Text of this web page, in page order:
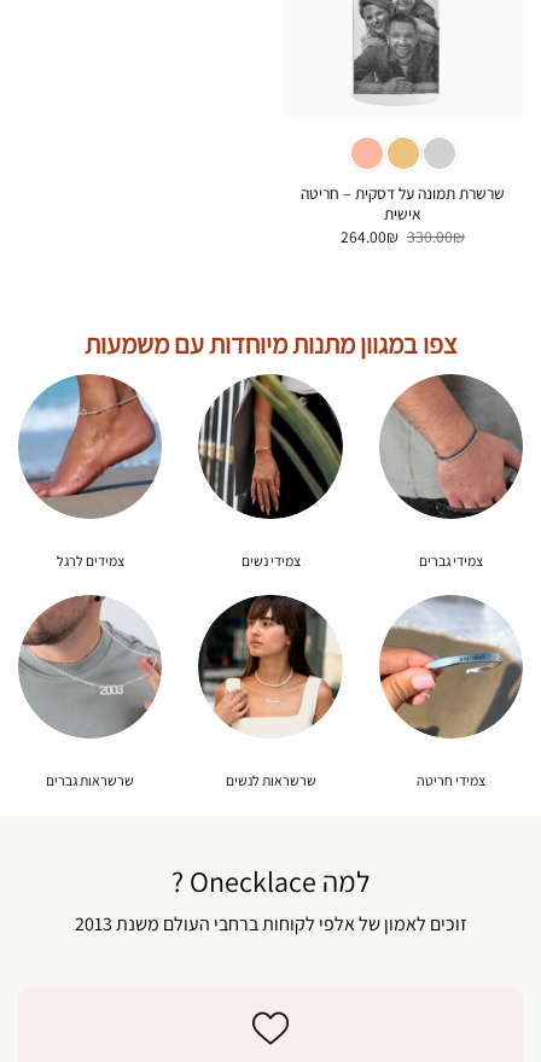
שרשרת תמונה על דסקית – חריטה
אישית
330.00₪ המחיר
המקורי
264.00₪ המחיר
צפו במגוון מתנות מיוחדות עם משמעות
צמידי גברים צמידי נשים צמידים לרגל
צמידי חריטה שרשראות לנשים שרשראות גברים
למה Onecklace ?
זוכים לאמון של אלפי לקוחות ברחבי העולם משנת 2013